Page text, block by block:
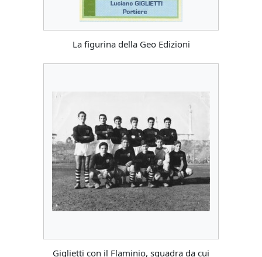
La figurina della Geo Edizioni
Giglietti con il Flaminio, squadra da cui